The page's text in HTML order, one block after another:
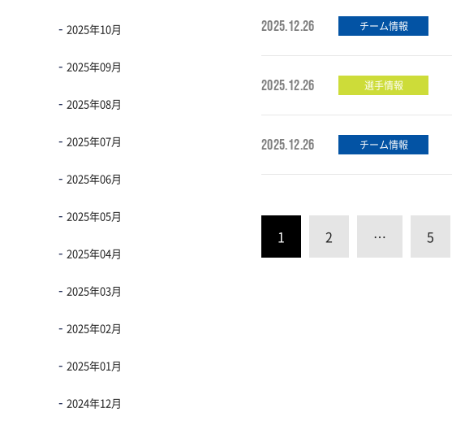
2025.12.26 チーム情報
2025.12.26 選手情報
2025.12.26 チーム情報
1 2 … 5
2025年10月
2025年09月
2025年08月
2025年07月
2025年06月
2025年05月
2025年04月
2025年03月
2025年02月
2025年01月
2024年12月